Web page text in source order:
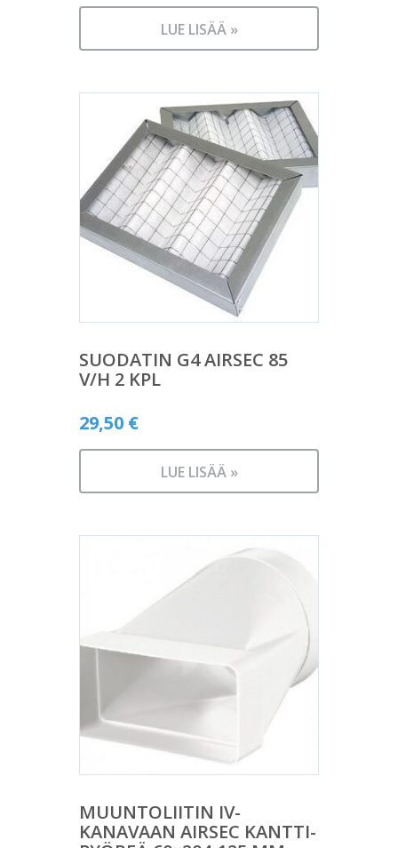
LUE LISÄÄ »
SUODATIN G4 AIRSEC 85
V/H 2 KPL
29,50 €
LUE LISÄÄ »
MUUNTOLIITIN IV-
KANAVAAN AIRSEC KANTTI-